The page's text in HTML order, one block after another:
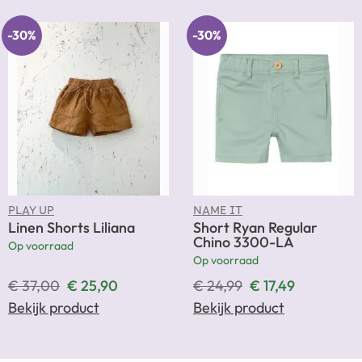
-30%
PLAY UP
Linen Shorts Liliana
Op voorraad
€37,00 € 25,90
Bekijk product
-30%
NAME IT
Short Ryan Regular
Chino 3300-LA
Op voorraad
€24,99 € 17,49
Bekijk product